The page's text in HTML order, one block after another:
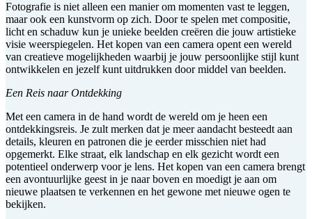
Fotografie is niet alleen een manier om momenten vast te leggen,
maar ook een kunstvorm op zich. Door te spelen met compositie,
licht en schaduw kun je unieke beelden creëren die jouw artistieke
visie weerspiegelen. Het kopen van een camera opent een wereld
van creatieve mogelijkheden waarbij je jouw persoonlijke stijl kunt
ontwikkelen en jezelf kunt uitdrukken door middel van beelden.
Een Reis naar Ontdekking
Met een camera in de hand wordt de wereld om je heen een
ontdekkingsreis. Je zult merken dat je meer aandacht besteedt aan
details, kleuren en patronen die je eerder misschien niet had
opgemerkt. Elke straat, elk landschap en elk gezicht wordt een
potentieel onderwerp voor je lens. Het kopen van een camera brengt
een avontuurlijke geest in je naar boven en moedigt je aan om
nieuwe plaatsen te verkennen en het gewone met nieuwe ogen te
bekijken.